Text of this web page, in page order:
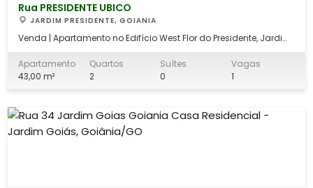
Rua PRESIDENTE UBICO
JARDIM PRESIDENTE, GOIANIA
Venda | Apartamento no Edifício West Flor do Presidente, Jardim
Cozinha - Área de Serviço - 02 Quartos - 01 vaga de garagem.
O Jardim Presidente é um bairro consolidado de Goiânia, com
Apartamento
43,00 m²
Quartos
2
Suítes
0
Vagas
1